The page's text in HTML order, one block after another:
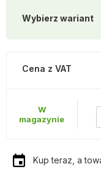
Wybierz wariant
Cena z VAT
W
magazynie
Kup teraz, a